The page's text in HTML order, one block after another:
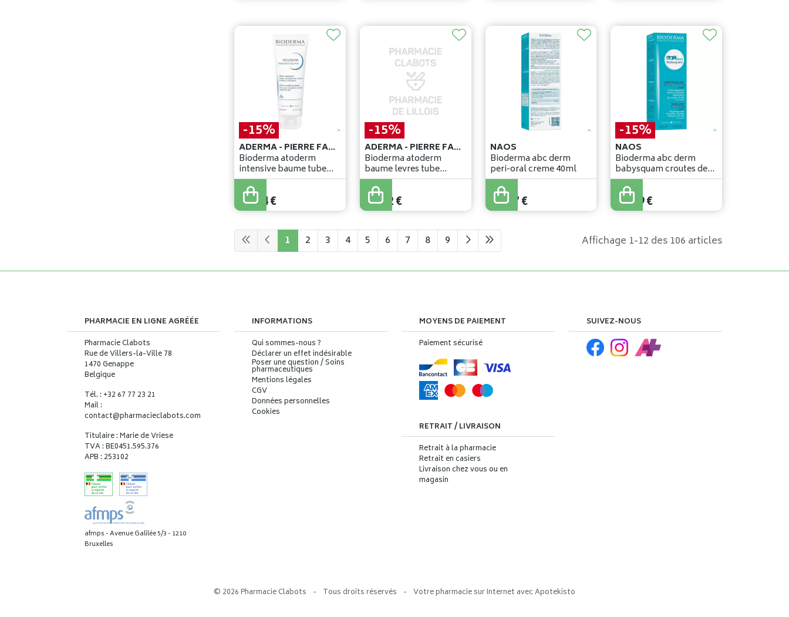
-15%
ADERMA - PIERRE FABRE BENELUX
Bioderma atoderm
intensive baume tube
75ml
12,99
11,04€
-15%
ADERMA - PIERRE FABRE BENELUX
Bioderma atoderm
baume levres tube
2x15ml 2e -50%
13,43
11,42€
NAOS
Bioderma abc derm
peri-oral creme 40ml
11,47€
-15%
NAOS
Bioderma abc derm
babysquam croutes de
lait 40ml
13,99 €
11,89€
Affichage 1-12 des 106 articles
1 2 3 4 5 6 7 8 9
PHARMACIE EN LIGNE AGRÉÉE
Pharmacie Clabots
Rue de Villers-la-Ville 78
1470 Genappe
Belgique
Tél. : +32 67 77 23 21
Mail :
contact@pharmacieclabots.com
Titulaire : Marie de Vriese
TVA : BE0451.595.376
APB : 253102
afmps - Avenue Galilée 5/3 - 1210
Bruxelles
INFORMATIONS
Qui sommes-nous ?
Déclarer un effet indésirable
Poser une question / Soins
pharmaceutiques
Mentions légales
CGV
Données personnelles
Cookies
MOYENS DE PAIEMENT
Paiement sécurisé
RETRAIT / LIVRAISON
Retrait à la pharmacie
Retrait en casiers
Livraison chez vous ou en
magasin
SUIVEZ-NOUS
© 2026 Pharmacie Clabots - Tous droits réservés - Votre pharmacie sur Internet avecApotekisto